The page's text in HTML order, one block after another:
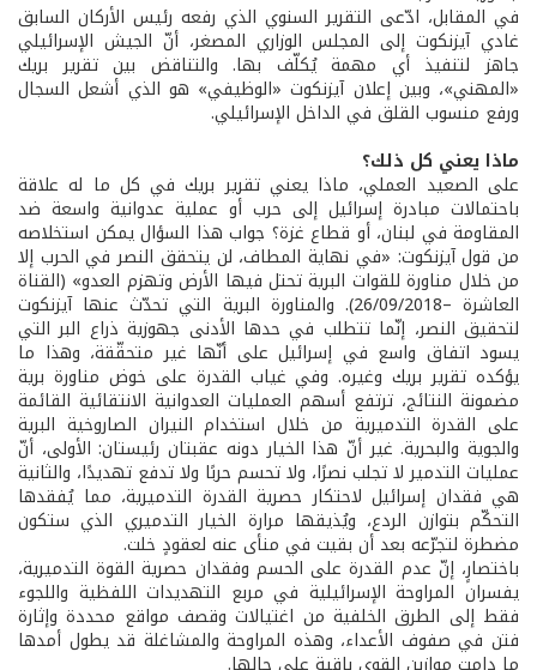
في المقابل، ادّعى التقرير السنوي الذي رفعه رئيس الأركان السابق
غادي آيزنكوت إلى المجلس الوزاري المصغر، أنّ الجيش الإسرائيلي
جاهز لتنفيذ أي مهمة يُكلّف بها. والتناقض بين تقرير بريك
«المهني»، وبين إعلان آيزنكوت «الوظيفي» هو الذي أشعل السجال
ورفع منسوب القلق في الداخل الإسرائيلي.
ماذا يعني كل ذلك؟
على الصعيد العملي، ماذا يعني تقرير بريك في كل ما له علاقة
باحتمالات مبادرة إسرائيل إلى حرب أو عملية عدوانية واسعة ضد
المقاومة في لبنان، أو قطاع غزة؟ جواب هذا السؤال يمكن استخلاصه
من قول آيزنكوت: «في نهاية المطاف، لن يتحقق النصر في الحرب إلا
من خلال مناورة للقوات البرية تحتل فيها الأرض وتهزم العدو» (القناة
العاشرة –26/09/2018). والمناورة البرية التي تحدّث عنها آيزنكوت
لتحقيق النصر، إنّما تتطلب في حدها الأدنى جهوزية ذراع البر التي
يسود اتفاق واسع في إسرائيل على أنّها غير متحقّقة، وهذا ما
يؤكده تقرير بريك وغيره. وفي غياب القدرة على خوض مناورة برية
مضمونة النتائج، ترتفع أسهم العمليات العدوانية الانتقائية القائمة
على القدرة التدميرية من خلال استخدام النيران الصاروخية البرية
والجوية والبحرية. غير أنّ هذا الخيار دونه عقبتان رئيستان: الأولى، أنّ
عمليات التدمير لا تجلب نصرًا، ولا تحسم حربًا ولا تدفع تهديدًا، والثانية
هي فقدان إسرائيل لاحتكار حصرية القدرة التدميرية، مما يُفقدها
التحكّم بتوازن الردع، ويُذيقها مرارة الخيار التدميري الذي ستكون
مضطرة لتجرّعه بعد أن بقيت في منأى عنه لعقودٍ خلت.
باختصارٍ، إنّ عدم القدرة على الحسم وفقدان حصرية القوة التدميرية،
يفسران المراوحة الإسرائيلية في مربع التهديدات اللفظية واللجوء
فقط إلى الطرق الخلفية من اغتيالات وقصف مواقع محددة وإثارة
فتن في صفوف الأعداء، وهذه المراوحة والمشاغلة قد يطول أمدها